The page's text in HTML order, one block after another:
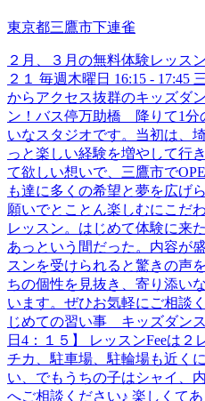
東京都三鷹市下連雀
２月、３月の無料体験レッス
２１ 毎週木曜日 16:15 - 17:45
からアクセス抜群のキッズダ
ン！バス停万助橋 降りて1分
いなスタジオです。当初は、
っと楽しい経験を増やして行
て欲しい想いで、三鷹市で
も達に多くの希望と夢を広げ
願いでとことん楽しむにこだ
レッスン。はじめて体験に来
あっという間だった。内容が
スンを受けられると驚きの声
ちの個性を見抜き、寄り添い
います。ぜひお気軽にご相談
じめての習い事 キッズダン
日4：１５】 レッスンFeeは２
チカ、駐車場、駐輪場も近く
い、でもうちの子はシャイ、
へご相談ください♪ 楽しくて